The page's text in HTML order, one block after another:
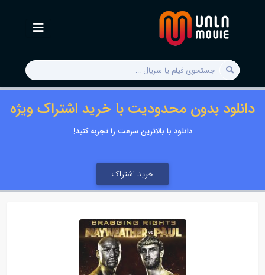
دانلود بدون محدودیت با خرید اشتراک ویژه
دانلود با بالاترین سرعت را تجربه کنید!
خرید اشتراک